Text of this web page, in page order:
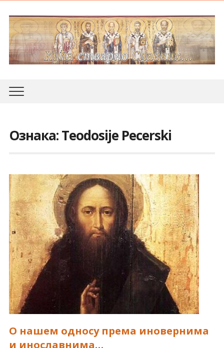
Ознака:Teodosije Pecerski
О нашем односу према иновернима
и инославнима…